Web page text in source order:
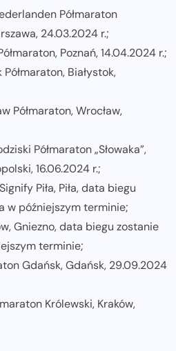
Półmaraton
24.03.2024 r.;
Poznań, 14.04.2024 r.;
Półmaraton, Białystok,
Półmaraton, Wrocław,
Półmaraton „Słowaka”,
16.06.2024 r.;
Piła, Piła, data biegu
w późniejszym terminie;
Gniezno, data biegu zostanie
terminie;
Gdańsk, Gdańsk, 29.09.2024
Królewski, Kraków,